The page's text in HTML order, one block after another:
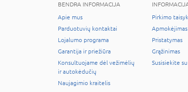
BENDRA INFORMACIJA
Apie mus
Parduotuvių kontaktai
Lojalumo programa
Garantija ir priežiūra
Konsultuojame dėl vežimėlių
ir autokėdučių
Naujagimio kraitelis
Pirkimo
Apmokėjimas
Pristatymas
Grąžinimas
Susisiekite